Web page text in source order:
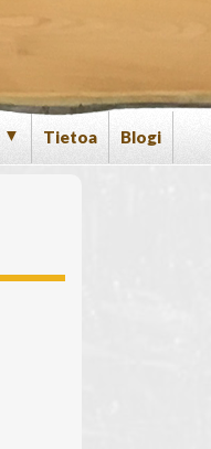
▼ Tietoa Blogi